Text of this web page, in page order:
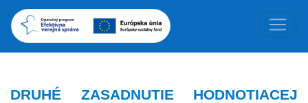
DRUHÉ ZASADNUTIE HODNOTIACEJ